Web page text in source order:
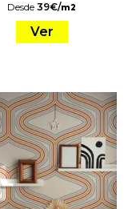
Desde39€/m2
Ver